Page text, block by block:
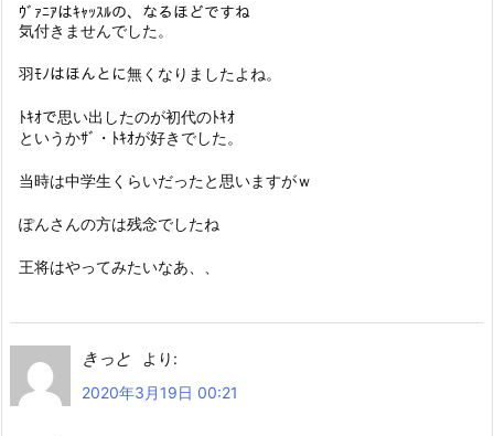
ｳﾞｧﾆｱはｷｬｯｽﾙの、なるほどですね
気付きませんでした。
羽ﾓﾉはほんとに無くなりましたよね。
ﾄｷｵで思い出したのが初代のﾄｷｵ
というかｻﾞ・ﾄｷｵが好きでした。
当時は中学生くらいだったと思いますがｗ
ぽんさんの方は残念でしたね
王将はやってみたいなあ、、
きっと
より:
2020年3月19日 00:21